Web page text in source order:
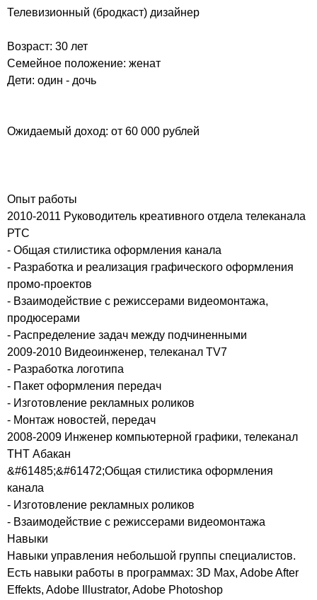
Телевизионный (бродкаст) дизайнер
Возраст: 30 лет
Семейное положение: женат
Дети: один - дочь
Ожидаемый доход: от 60 000 рублей
Опыт работы
2010-2011 Руководитель креативного отдела телеканала
РТС
- Общая стилистика оформления канала
- Разработка и реализация графического оформления
промо-проектов
- Взаимодействие с режиссерами видеомонтажа,
продюсерами
- Распределение задач между подчиненными
2009-2010 Видеоинженер, телеканал TV7
- Разработка логотипа
- Пакет оформления передач
- Изготовление рекламных роликов
- Монтаж новостей, передач
2008-2009 Инженер компьютерной графики, телеканал
ТНТ Абакан
&#61485;&#61472;Общая стилистика оформления
канала
- Изготовление рекламных роликов
- Взаимодействие с режиссерами видеомонтажа
Навыки
Навыки управления небольшой группы специалистов.
Есть навыки работы в программах: 3D Max, Adobe After
Effekts, Adobe Illustrator, Adobe Photoshop